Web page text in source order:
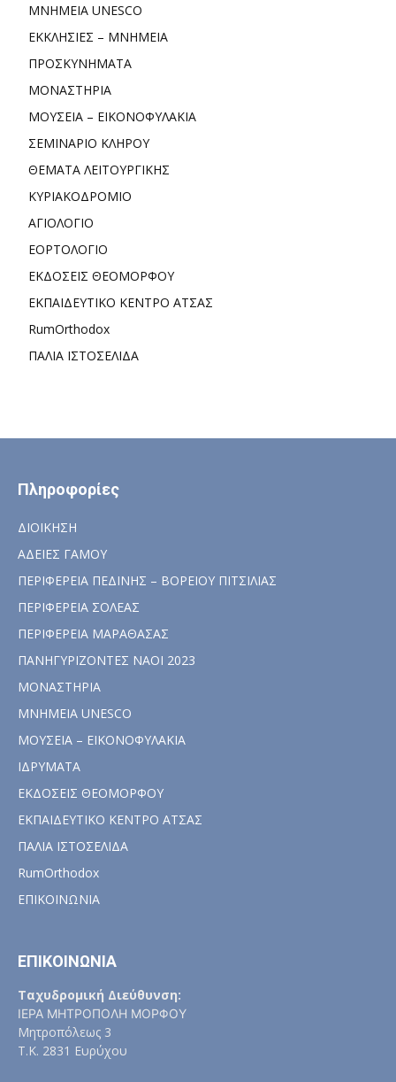
ΜΝΗΜΕΙΑ UNESCO
ΕΚΚΛΗΣΙΕΣ – ΜΝΗΜΕΙΑ
ΠΡΟΣΚΥΝΗΜΑΤΑ
ΜΟΝΑΣΤΗΡΙΑ
ΜΟΥΣΕΙΑ – ΕΙΚΟΝΟΦΥΛΑΚΙΑ
ΣΕΜΙΝΑΡΙΟ ΚΛΗΡΟΥ
ΘΕΜΑΤΑ ΛΕΙΤΟΥΡΓΙΚΗΣ
ΚΥΡΙΑΚΟΔΡΟΜΙΟ
ΑΓΙΟΛΟΓΙΟ
ΕΟΡΤΟΛΟΓΙΟ
ΕΚΔΟΣΕΙΣ ΘΕΟΜΟΡΦΟΥ
ΕΚΠΑΙΔΕΥΤΙΚΟ ΚΕΝΤΡΟ ΑΤΣΑΣ
RumOrthodox
ΠΑΛΙΑ ΙΣΤΟΣΕΛΙΔΑ
Πληροφορίες
ΔΙΟΙΚΗΣΗ
ΑΔΕΙΕΣ ΓΑΜΟΥ
ΠΕΡΙΦΕΡΕΙΑ ΠΕΔΙΝΗΣ – ΒΟΡΕΙΟΥ ΠΙΤΣΙΛΙΑΣ
ΠΕΡΙΦΕΡΕΙΑ ΣΟΛΕΑΣ
ΠΕΡΙΦΕΡΕΙΑ ΜΑΡΑΘΑΣΑΣ
ΠΑΝΗΓΥΡΙΖΟΝΤΕΣ ΝΑΟΙ 2023
ΜΟΝΑΣΤΗΡΙΑ
ΜΝΗΜΕΙΑ UNESCO
ΜΟΥΣΕΙΑ – ΕΙΚΟΝΟΦΥΛΑΚΙΑ
ΙΔΡΥΜΑΤΑ
ΕΚΔΟΣΕΙΣ ΘΕΟΜΟΡΦΟΥ
ΕΚΠΑΙΔΕΥΤΙΚΟ ΚΕΝΤΡΟ ΑΤΣΑΣ
ΠΑΛΙΑ ΙΣΤΟΣΕΛΙΔΑ
RumOrthodox
ΕΠΙΚΟΙΝΩΝΙΑ
ΕΠΙΚΟΙΝΩΝΙΑ
Ταχυδρομική Διεύθυνση:
ΙΕΡΑ ΜΗΤΡΟΠΟΛΗ ΜΟΡΦΟΥ
Μητροπόλεως 3
Τ.Κ. 2831 Ευρύχου